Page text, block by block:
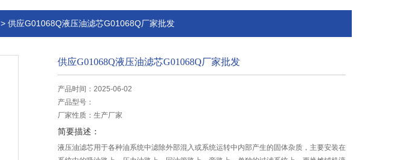
> 供应G01068Q液压油滤芯G01068Q厂家批发
供应G01068Q液压油滤芯G01068Q厂家批发
产品时间：2025-06-02
产品型号：
厂家性质： 生产厂家
简要描述：
液压油滤芯用于各种油系统中滤除外部混入或系统运转中内部产生的固体杂质，主要安装在